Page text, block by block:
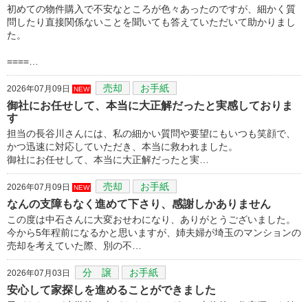
初めての物件購入で不安なところが色々あったのですが、細かく質
問したり直接関係ないことを聞いても答えていただいて助かりまし
た。
====…
2026年07月09日 NEW 売却 お手紙
御社にお任せして、本当に大正解だったと実感しておりま
す
担当の長谷川さんには、私の細かい質問や要望にもいつも笑顔で、
かつ迅速に対応していただき、本当に救われました。
御社にお任せして、本当に大正解だったと実…
2026年07月09日 NEW 売却 お手紙
なんの支障もなく進めて下さり、感謝しかありません
この度は中石さんに大変おせわになり、ありがとうございました。
今から5年程前になるかと思いますが、姉夫婦が埼玉のマンションの
売却を考えていた際、別の不…
2026年07月03日 分 譲 お手紙
安心して家探しを進めることができました